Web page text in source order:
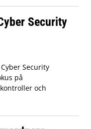
Security
Security
på
och